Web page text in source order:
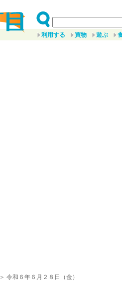
利用する 買物 遊ぶ
＞ 令和６年６月２８日（金）